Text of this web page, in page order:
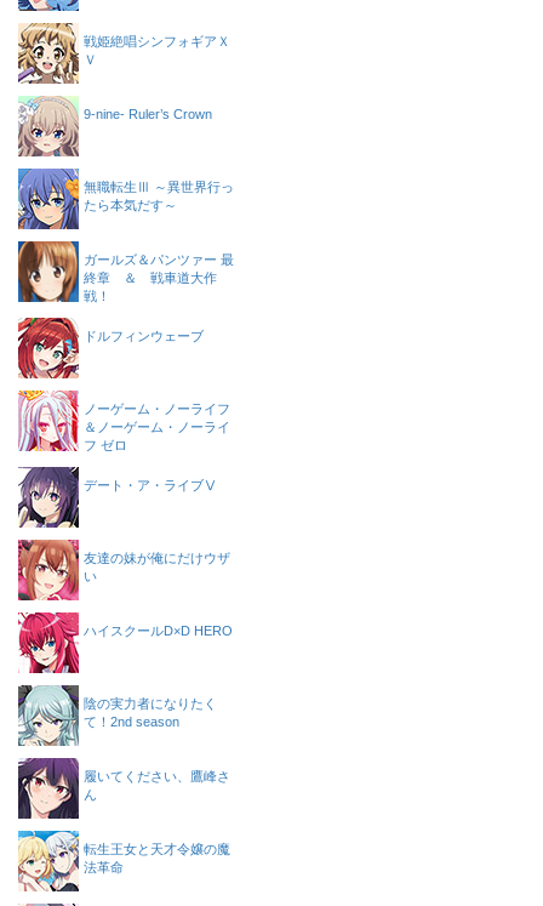
戦姫絶唱シンフォギアＸ
Ｖ
9-nine- Ruler’s Crown
無職転生Ⅲ ～異世界行っ
たら本気だす～
ガールズ＆パンツァー 最
終章 ＆ 戦車道大作
戦！
ドルフィンウェーブ
ノーゲーム・ノーライフ
＆ノーゲーム・ノーライ
フ ゼロ
デート・ア・ライブⅤ
友達の妹が俺にだけウザ
い
ハイスクールD×D HERO
陰の実力者になりたく
て！2nd season
履いてください、鷹峰さ
ん
転生王女と天才令嬢の魔
法革命